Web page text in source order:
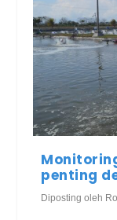
penting
Diposting oleh